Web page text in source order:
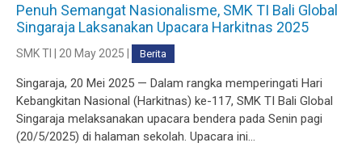
Penuh Semangat Nasionalisme, SMK TI Bali Global
Singaraja Laksanakan Upacara Harkitnas 2025
SMK TI | 20 May 2025 | Berita
Singaraja, 20 Mei 2025 — Dalam rangka memperingati Hari
Kebangkitan Nasional (Harkitnas) ke-117, SMK TI Bali Global
Singaraja melaksanakan upacara bendera pada Senin pagi
(20/5/2025) di halaman sekolah. Upacara ini...